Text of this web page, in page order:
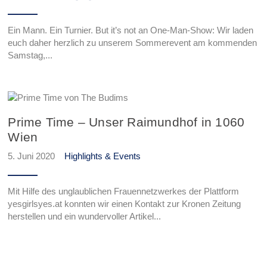
Ein Mann. Ein Turnier. But it’s not an One-Man-Show: Wir laden
euch daher herzlich zu unserem Sommerevent am kommenden
Samstag,...
Prime Time – Unser Raimundhof in 1060
Wien
5. Juni 2020 Highlights & Events
Mit Hilfe des unglaublichen Frauennetzwerkes der Plattform
yesgirlsyes.at konnten wir einen Kontakt zur Kronen Zeitung
herstellen und ein wundervoller Artikel...